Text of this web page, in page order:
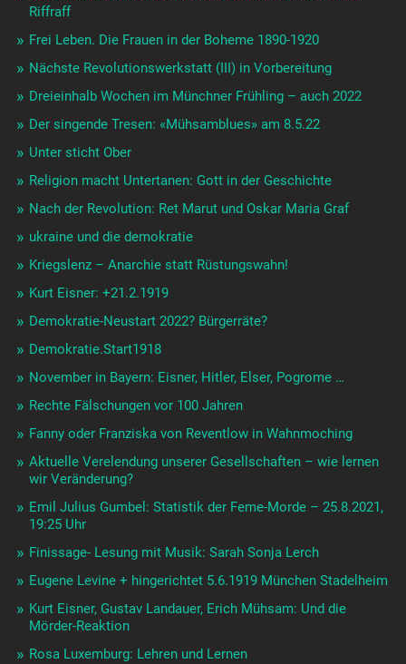
Riffraff
Frei Leben. Die Frauen in der Boheme 1890-1920
Nächste Revolutionswerkstatt (III) in Vorbereitung
Dreieinhalb Wochen im Münchner Frühling – auch 2022
Der singende Tresen: «Mühsamblues» am 8.5.22
Unter sticht Ober
Religion macht Untertanen: Gott in der Geschichte
Nach der Revolution: Ret Marut und Oskar Maria Graf
ukraine und die demokratie
Kriegslenz – Anarchie statt Rüstungswahn!
Kurt Eisner: +21.2.1919
Demokratie-Neustart 2022? Bürgerräte?
Demokratie.Start1918
November in Bayern: Eisner, Hitler, Elser, Pogrome …
Rechte Fälschungen vor 100 Jahren
Fanny oder Franziska von Reventlow in Wahnmoching
Aktuelle Verelendung unserer Gesellschaften – wie lernen
wir Veränderung?
Emil Julius Gumbel: Statistik der Feme-Morde – 25.8.2021,
19:25 Uhr
Finissage- Lesung mit Musik: Sarah Sonja Lerch
Eugene Levine + hingerichtet 5.6.1919 München Stadelheim
Kurt Eisner, Gustav Landauer, Erich Mühsam: Und die
Mörder-Reaktion
Rosa Luxemburg: Lehren und Lernen